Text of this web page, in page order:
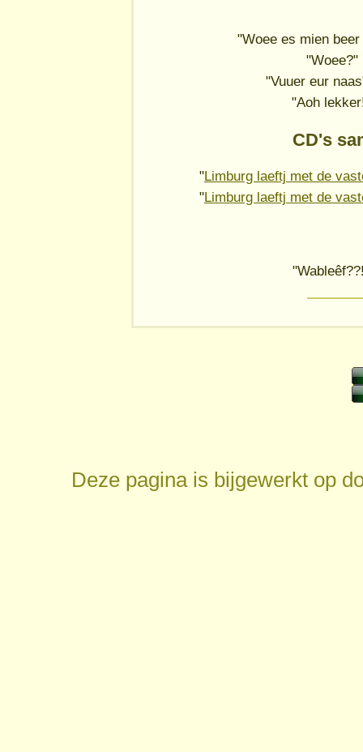
"Woee es mien
"Woee?"
"Vuuer eur
"Aoh
CD's
"Limburg laeftj met de
"Limburg laeftj met de
Deze pagina is bijgewerkt op